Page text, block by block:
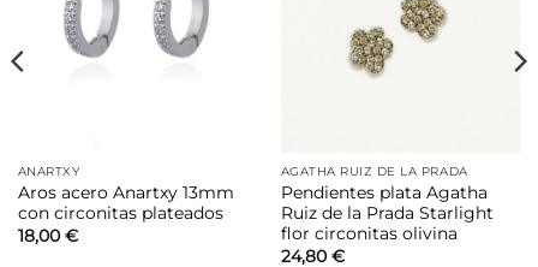
deseos
ANARTXY
Aros acero Anartxy 13mm
con circonitas plateados
18,00 €
AGATHA RUIZ DE LA PRADA
Pendientes plata Agatha
Ruiz de la Prada Starlight
flor circonitas olivina
24,80 €